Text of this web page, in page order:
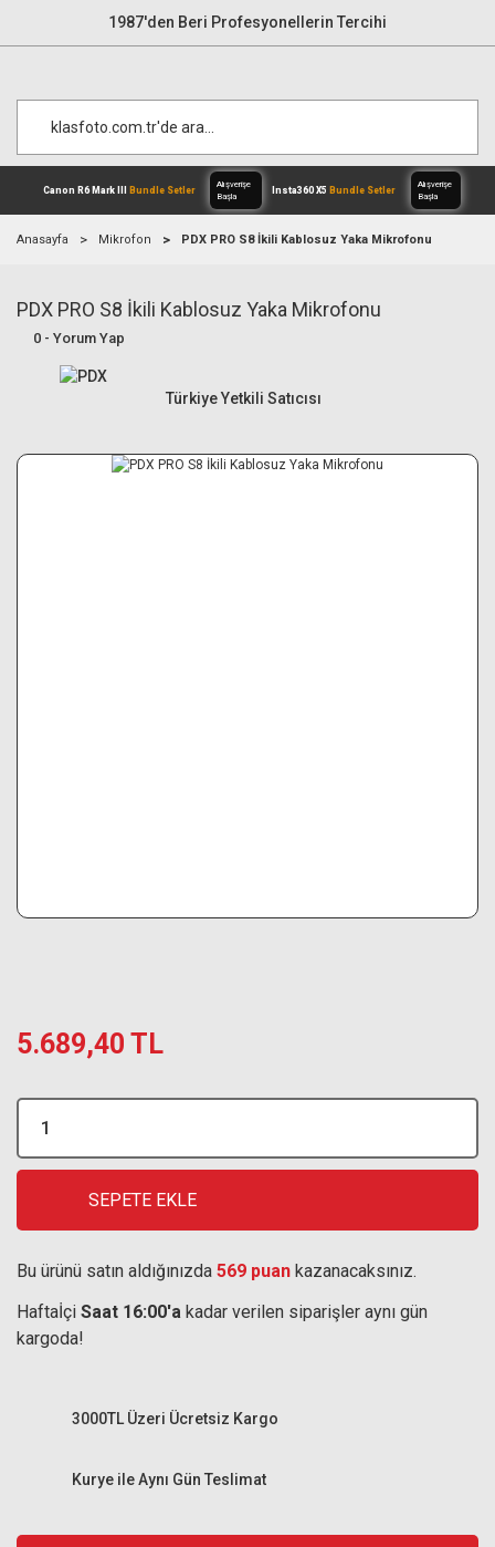
1987'den Beri Profesyonellerin Tercihi
Canon R6 Mark IIIBundle Setler
Alışverişe
Anasayfa Mikrofon PDX PRO S8 İkili Kablosuz Yaka Mikrofonu
PDX PRO S8 İkili Kablosuz Yaka Mikrofonu
0 - Yorum Yap
Türkiye Yetkili Satıcısı
5.689,40 TL
SEPETE EKLE
Bu ürünü satın aldığınızda 569 puan kazanacaksınız.
Haftaİçi Saat 16:00'a kadar verilen siparişler aynı gün
kargoda!
Kurye ile Aynı Gün Teslimat
3000TL Üzeri Ücretsiz Kargo